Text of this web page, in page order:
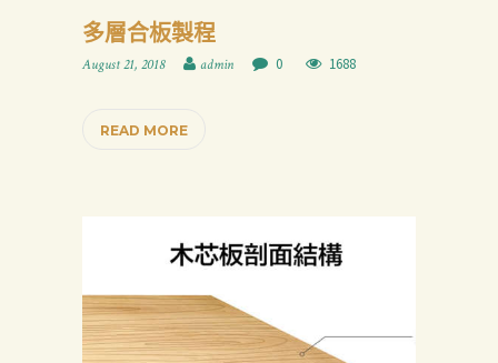
多層合板製程
August 21, 2018 admin 0 1688
READ MORE